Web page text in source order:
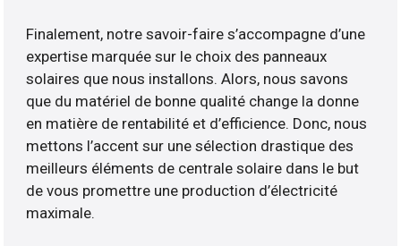
Finalement, notre savoir-faire s’accompagne d’une
expertise marquée sur le choix des panneaux
solaires que nous installons. Alors, nous savons
que du matériel de bonne qualité change la donne
en matière de rentabilité et d’efficience. Donc, nous
mettons l’accent sur une sélection drastique des
meilleurs éléments de centrale solaire dans le but
de vous promettre une production d’électricité
maximale.